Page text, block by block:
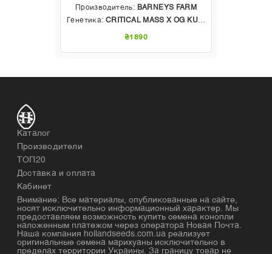
Производитель: BARNEYS FARM
Генетика: CRITICAL MASS X OG KUSH
₴1890
Каталог
Производители
ТОП20
Доставка и оплата
Кабинет
Внимание: Все материалы, опубликованные на сайте,
носят исключительно информационный характер. Мы
предоставляем возможность купить семена конопли
наложенным платежом через оператора Новая Почта.
Наша компания hollandseeds.com.ua реализует
оригинальные семена марихуаны исключительно в
пределах территории Украины. За границу товар не